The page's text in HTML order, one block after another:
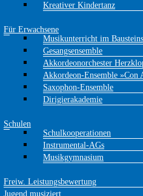
Kreativer Kindertanz
Für Erwachsene
Musikunterricht im
Gesangsensemble
Akkordeonorchester
Akkordeon-Ensemble »Con
Saxophon-Ensemble
Dirigierakademie
Schulen
Schulkooperationen
Instrumental-AGs
Musikgymnasium
Freiw. Leistungsbewertung
Jugend musiziert